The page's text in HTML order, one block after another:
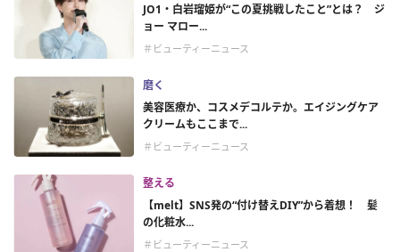
JO1・白岩瑠姫が“この夏挑戦したこと”とは？ ジ
ョー マロー...
＃ビューティーニュース
磨く
美容医療か、コスメデコルテか。エイジングケア
クリームもここまで...
＃ビューティーニュース
整える
【melt】SNS発の“付け替えDIY”から着想！ 髪
の化粧水...
＃ビューティーニュース